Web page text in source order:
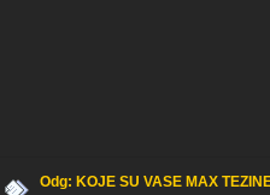
Odg: KOJE SU VASE MAX